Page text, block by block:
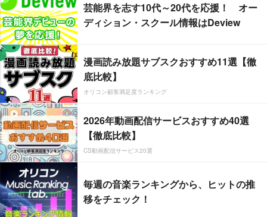
芸能界を志す10代～20代を応援！ オー
ディション・スクール情報はDeview
漫画読み放題サブスクおすすめ11選【徹
底比較】
オリコン顧客満足度ランキング
2026年動画配信サービスおすすめ40選
【徹底比較】
CS動画配信サービス20選
毎週の音楽ランキングから、ヒットの推
移をチェック！